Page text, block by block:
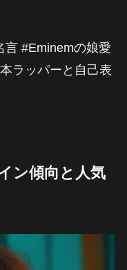
言 #Eminemの娘愛
ラッパーと自己表
ン傾向と人気